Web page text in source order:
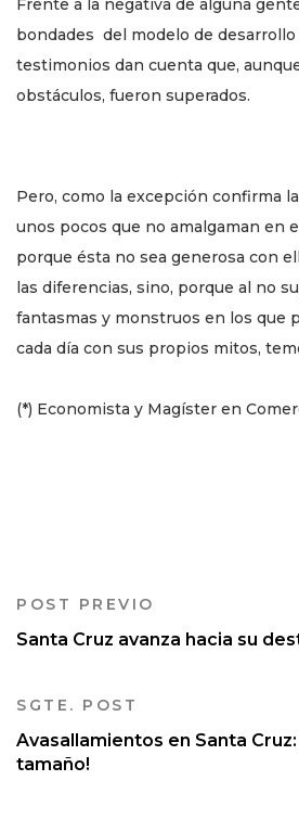
Frente a la negativa de alguna
bondades del modelo de
testimonios dan cuenta que,
obstáculos, fueron superados.
Pero, como la excepción confirma
unos pocos que no amalgaman en
porque ésta no sea generosa con
las diferencias, sino, porque al no
fantasmas y monstruos en los que
cada día con sus propios mitos,
(*) Economista y Magíster en
POST PREVIO
Santa Cruz avanza hacia su
SGTE. POST
Avasallamientos en Santa Cruz:
tamaño!